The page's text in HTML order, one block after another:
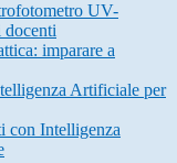
UV-
docenti
imparare a
Artificiale per
con Intelligenza